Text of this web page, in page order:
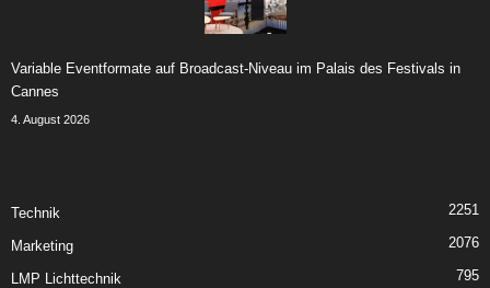
Variable Eventformate auf Broadcast-Niveau im Palais des Festivals in
Cannes
4. August 2026
Technik 2251
Marketing 2076
LMP Lichttechnik 795